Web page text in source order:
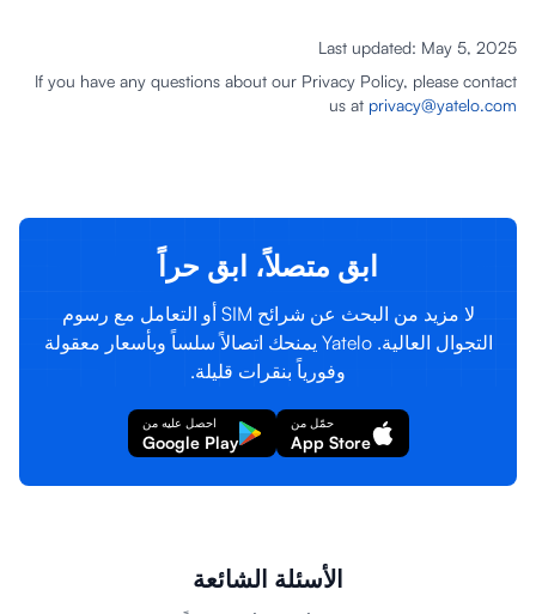
الأسئلة الشائعة
الدعم
Last updated: May 5, 2025
If you have any questions about our Privacy Policy, please contact
us at privacy@yatelo.com
ابق متصلاً، ابق حراً
لا مزيد من البحث عن شرائح SIM أو التعامل مع رسوم
التجوال العالية. Yatelo يمنحك اتصالاً سلساً وبأسعار معقولة
وفورياً بنقرات قليلة.
حمّل من
App Store
احصل عليه من
Google Play
الأسئلة الشائعة